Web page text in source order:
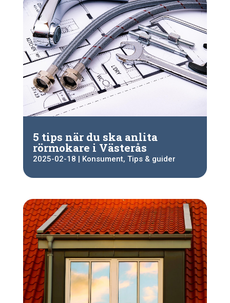
5 tips när du ska anlita
rörmokare i Västerås
2025-02-18 | Konsument, Tips & guider